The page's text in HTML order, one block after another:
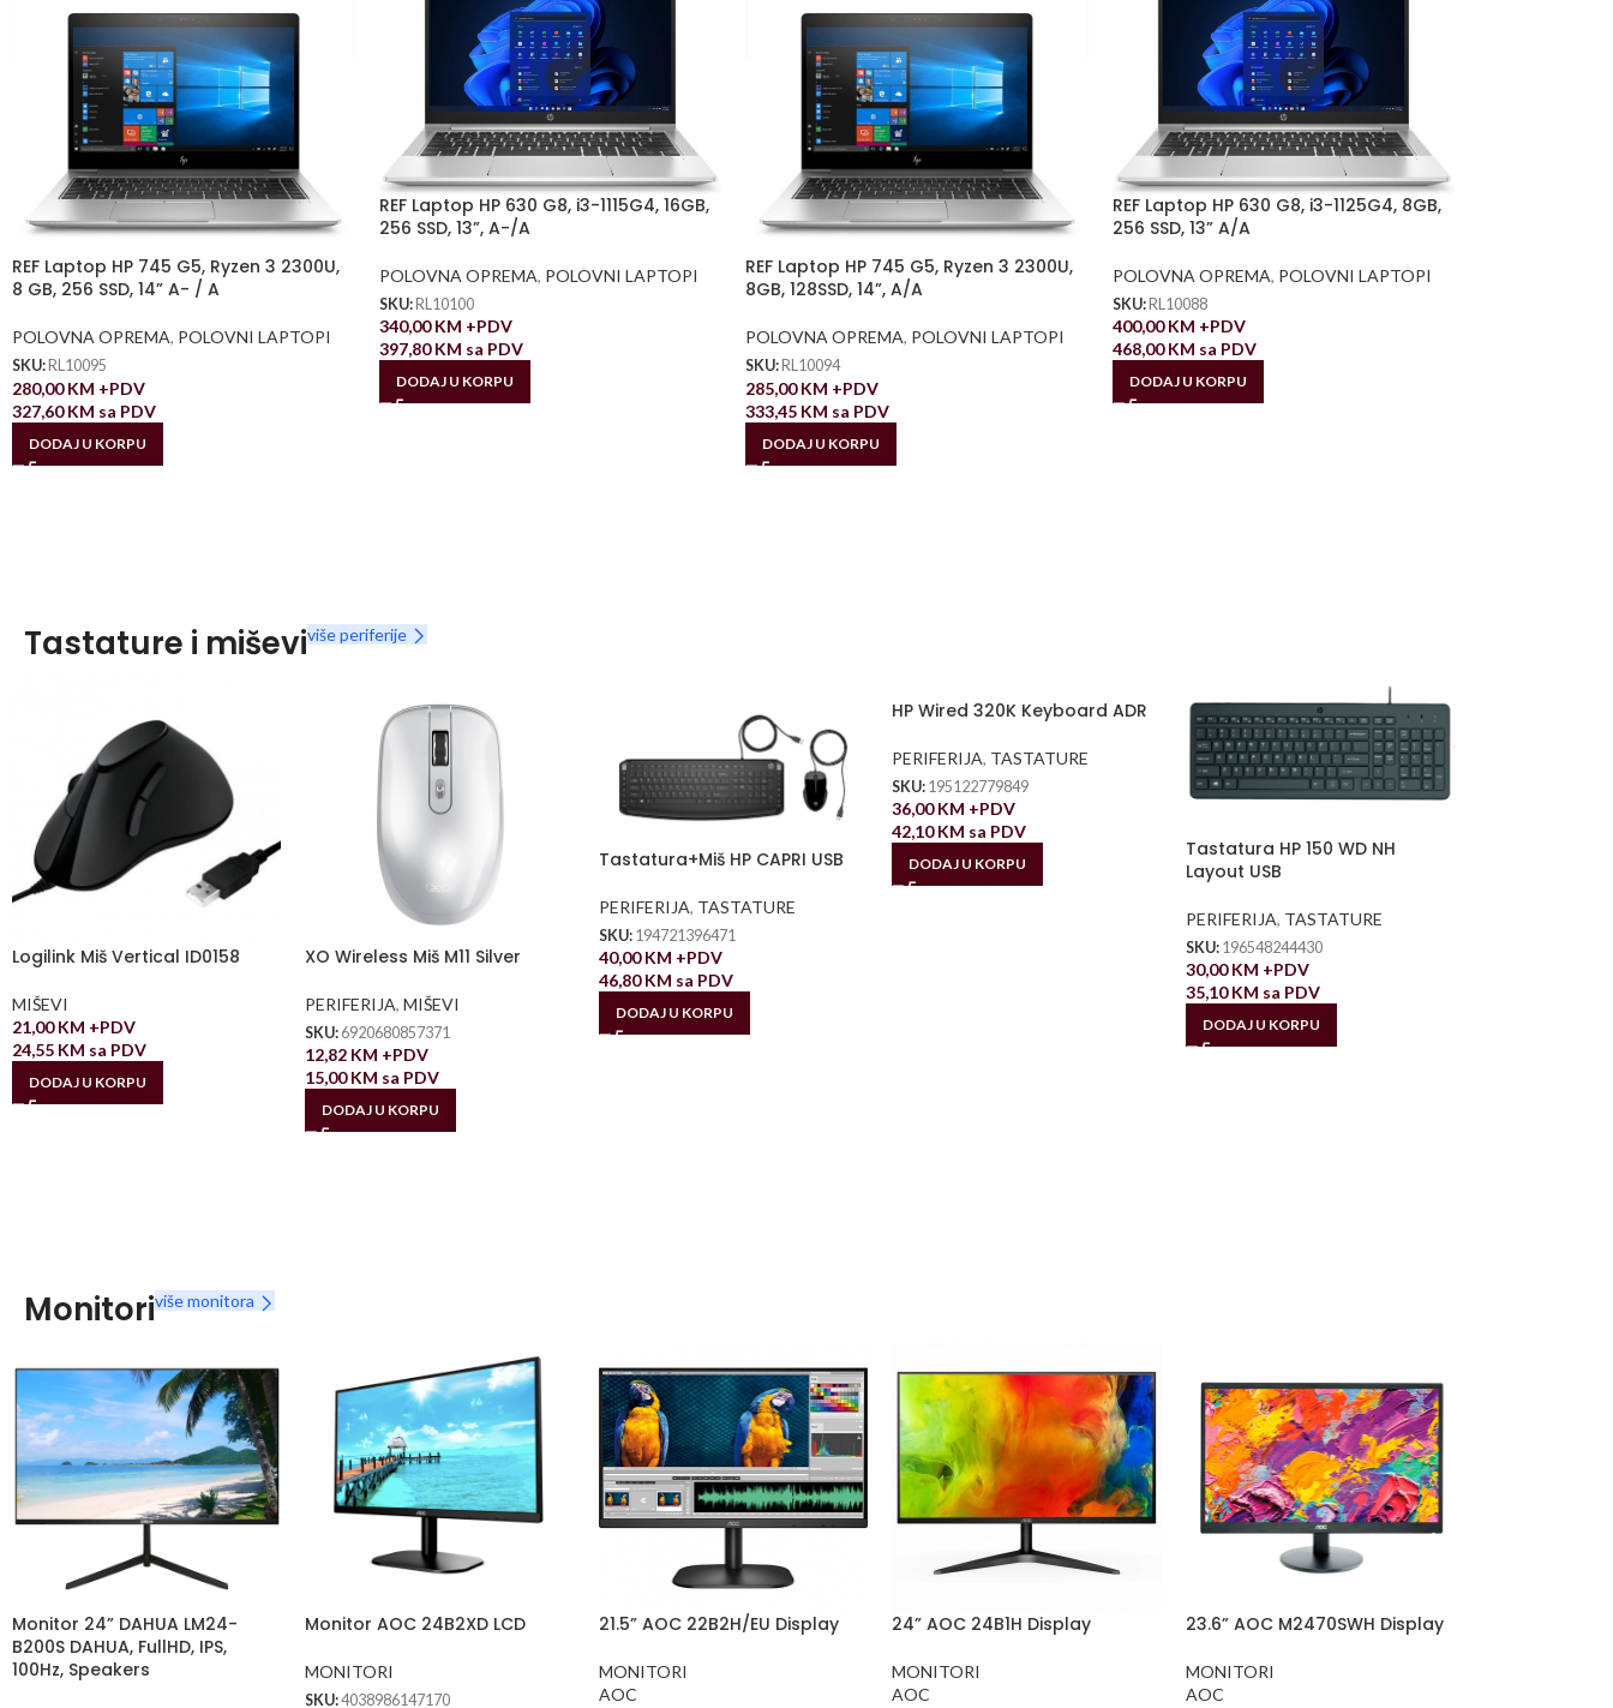
REF Laptop HP 745 G5, Ryzen 3 2300U,
8 GB, 256 SSD, 14” A- / A
POLOVNA OPREMA, POLOVNI LAPTOPI
SKU: RL10095
280,00KM +PDV
327,60KM sa PDV
DODAJ U KORPU
REF Laptop HP 630 G8, i3-1115G4, 16GB,
256 SSD, 13”, A-/A
POLOVNA OPREMA, POLOVNI LAPTOPI
SKU: RL10100
340,00KM +PDV
397,80KM sa PDV
DODAJ U KORPU
REF Laptop HP 745 G5, Ryzen 3 2300U,
8GB, 128SSD, 14”, A/A
POLOVNA OPREMA, POLOVNI LAPTOPI
SKU: RL10094
285,00KM +PDV
333,45 KM sa PDV
DODAJ U KORPU
REF Laptop HP 630 G8, i3-1125G4, 8GB,
256 SSD, 13” A/A
POLOVNA OPREMA, POLOVNI LAPTOPI
SKU: RL10088
400,00KM +PDV
468,00KM sa PDV
DODAJ U KORPU
Tastature i miševiviše periferije
Logilink Miš Vertical ID0158
MIŠEVI
21,00KM +PDV
24,55 KM sa PDV
DODAJ U KORPU
XO Wireless Miš M11 Silver
PERIFERIJA, MIŠEVI
SKU: 6920680857371
12,82 KM +PDV
15,00KM sa PDV
DODAJ U KORPU
Tastatura+Miš HP CAPRI USB
PERIFERIJA, TASTATURE
SKU: 194721396471
40,00KM +PDV
46,80KM sa PDV
DODAJ U KORPU
HP Wired 320K Keyboard ADR
PERIFERIJA, TASTATURE
SKU: 195122779849
36,00KM +PDV
42,10KM sa PDV
DODAJ U KORPU
Tastatura HP 150 WD NH
Layout USB
PERIFERIJA, TASTATURE
SKU: 196548244430
30,00KM +PDV
35,10KM sa PDV
DODAJ U KORPU
Monitoriviše monitora
Monitor 24” DAHUA LM24-
B200S DAHUA, FullHD, IPS,
100Hz, Speakers
Monitor AOC 24B2XD LCD
MONITORI
SKU:4038986147170
21.5” AOC 22B2H/EU Display
MONITORI
AOC
24” AOC 24B1H Display
MONITORI
AOC
23.6” AOC M2470SWH Display
MONITORI
AOC